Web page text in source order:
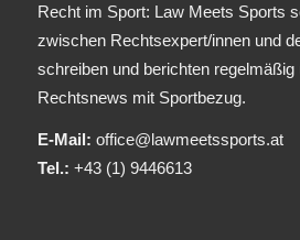
Recht im Sport: Law Meets Sports
zwischen Rechtsexpert/innen und
schreiben und berichten regelmäßig
Rechtsnews mit Sportbezug.
E-Mail: office@lawmeetssports.at
Tel.: +43 (1) 9446613